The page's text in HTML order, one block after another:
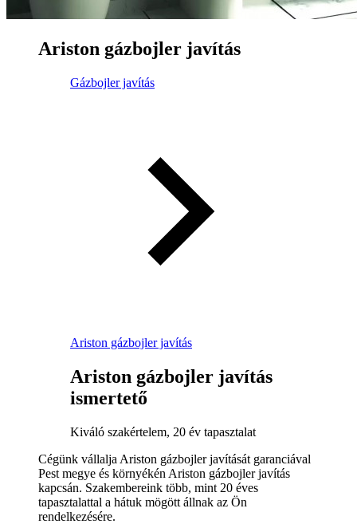
Ariston gázbojler javítás
Gázbojler javítás
Ariston gázbojler javítás
Ariston gázbojler javítás
ismertető
Kiváló szakértelem, 20 év tapasztalat
Cégünk vállalja Ariston gázbojler javítását garanciával
Pest megye és környékén Ariston gázbojler javítás
kapcsán. Szakembereink több, mint 20 éves
tapasztalattal a hátuk mögött állnak az Ön
rendelkezésére.